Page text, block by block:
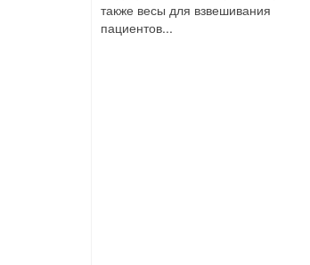
также весы для взвешивания
пациентов...